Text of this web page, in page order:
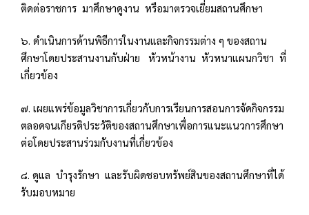
ติดต่อราชการ มาศึกษาดูงาน หรือมาตรวจเยี่ยมสถานศึกษา
๖. ดำเนินการด้านพิธีการในงานและกิจกรรมต่าง ๆ ของสถาน
ศึกษาโดยประสานงานกับฝ่าย หัวหน้างาน หัวหนาแผนกวิชา ที่
เกี่ยวข้อง
๗. เผยแพร่ข้อมูลวิชาการเกี่ยวกับการเรียนการสอนการจัดกิจกรรม
ตลอดจนเกียรติประวัติของสถานศึกษาเพื่อการแนะแนวการศึกษา
ต่อโดยประสานร่วมกับงานที่เกี่ยวข้อง
๘. ดูแล บำรุงรักษา และรับผิดชอบทรัพย์สินของสถานศึกษาที่ได้
รับมอบหมาย